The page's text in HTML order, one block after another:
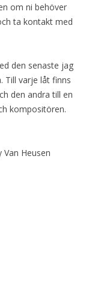
om ni behöver
ta kontakt med
den senaste jag
Till varje låt finns
den andra till en
kompositören.
Van Heusen